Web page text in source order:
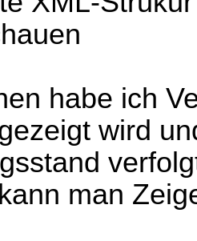
habe ich
wird
man